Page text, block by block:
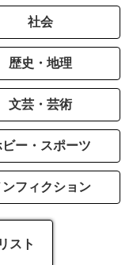
社会
歴史・地理
文芸・芸術
ビー・スポーツ
ンフィクション
スト